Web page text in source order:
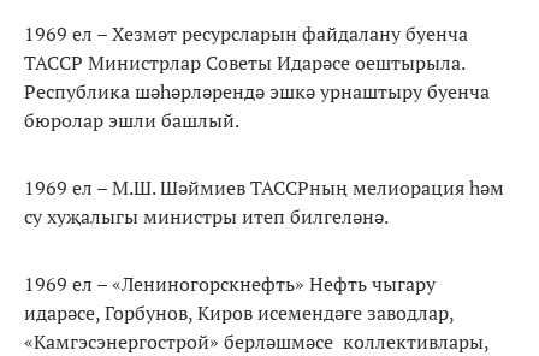
1969 ел – Хезмәт ресурсларын файдалану буенча
ТАССР Министрлар Советы Идарәсе оештырыла.
Республика шәһәрләрендә эшкә урнаштыру буенча
бюролар эшли башлый.
1969 ел – М.Ш. Шәймиев ТАССРның мелиорация һәм
су хуҗалыгы министры итеп билгеләнә.
1969 ел – «Лениногорскнефть» Нефть чыгару
идарәсе, Горбунов, Киров исемендәге заводлар,
«Камгэсэнергострой» берләшмәсе коллективлары,